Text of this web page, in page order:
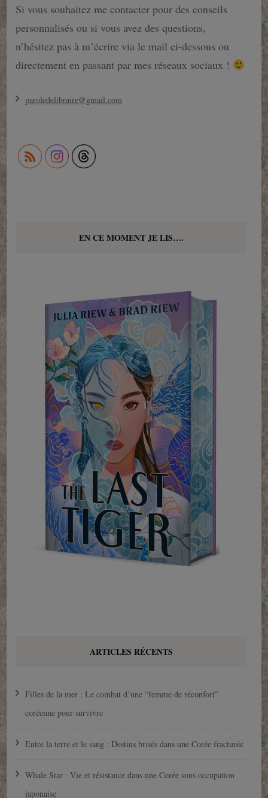
Si vous souhaitez me contacter pour des conseils
personnalisés ou si vous avez des questions,
n’hésitez pas à m’écrire via le mail ci-dessous ou
directement en passant par mes réseaux sociaux !
paroledelibraire@gmail.com
EN CE MOMENT JE LIS….
ARTICLES RÉCENTS
Filles de la mer : Le combat d’une “femme de réconfort”
coréenne pour survivre
Entre la terre et le sang : Destins brisés dans une Corée fracturée
Whale Star : Vie et résistance dans une Corée sous occupation
japonaise